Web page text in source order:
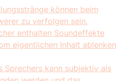
können beim
zu verfolgen sein.
enthalten Soundeffekte
eigentlichen Inhalt ablenken
Sprechers kann subjektiv als